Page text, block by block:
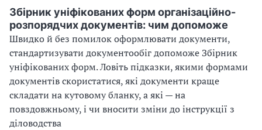
Збірник уніфікованих форм організаційно-
розпорядчих документів: чим допоможе
Швидко й без помилок оформлювати документи,
стандартизувати документообіг допоможе Збірник
уніфікованих форм. Ловіть підказки, якими формами
документів скористатися, які документи краще
складати на кутовому бланку, а які — на
повздовжньому, і чи вносити зміни до інструкції з
діловодства